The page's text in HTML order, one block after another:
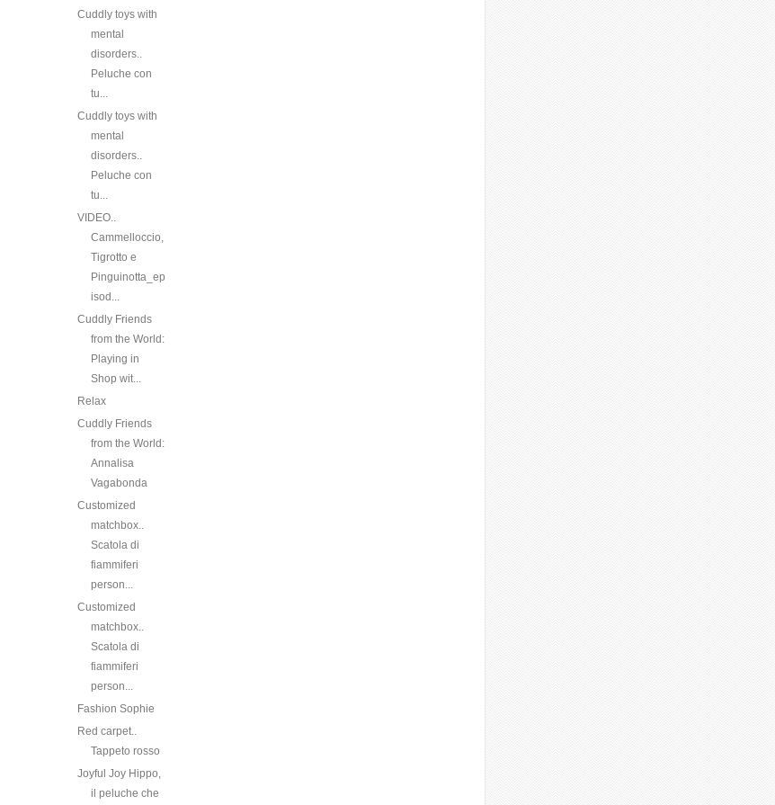
Cuddly toys with
mental
disorders..
Peluche con
tu...
Cuddly toys with
mental
disorders..
Peluche con
tu...
VIDEO..
Cammelloccio,
Tigrotto e
Pinguinotta_ep
isod...
Cuddly Friends
from the World:
Playing in
Shop wit...
Relax
Cuddly Friends
from the World:
Annalisa
Vagabonda
Customized
matchbox..
Scatola di
fiammiferi
person...
Customized
matchbox..
Scatola di
fiammiferi
person...
Fashion Sophie
Red carpet..
Tappeto rosso
Joyful Joy Hippo,
il peluche che